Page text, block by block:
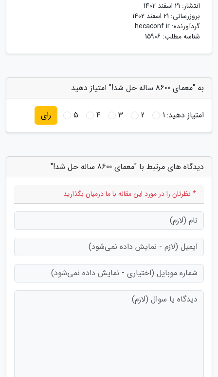
انتشار: 21 اسفند 1402
بروزرسانی: 21 اسفند 1402
گردآورنده: hecaconf.ir
شناسه مطلب: 15906
به "معمای 8600 ساله حل شد!" امتیاز دهید
امتیاز دهید:1
2
3
4
5 رای
دیدگاه های مرتبط با "معمای 8600 ساله حل شد!"
* نظرتان را در مورد این مقاله با ما درمیان بگذارید